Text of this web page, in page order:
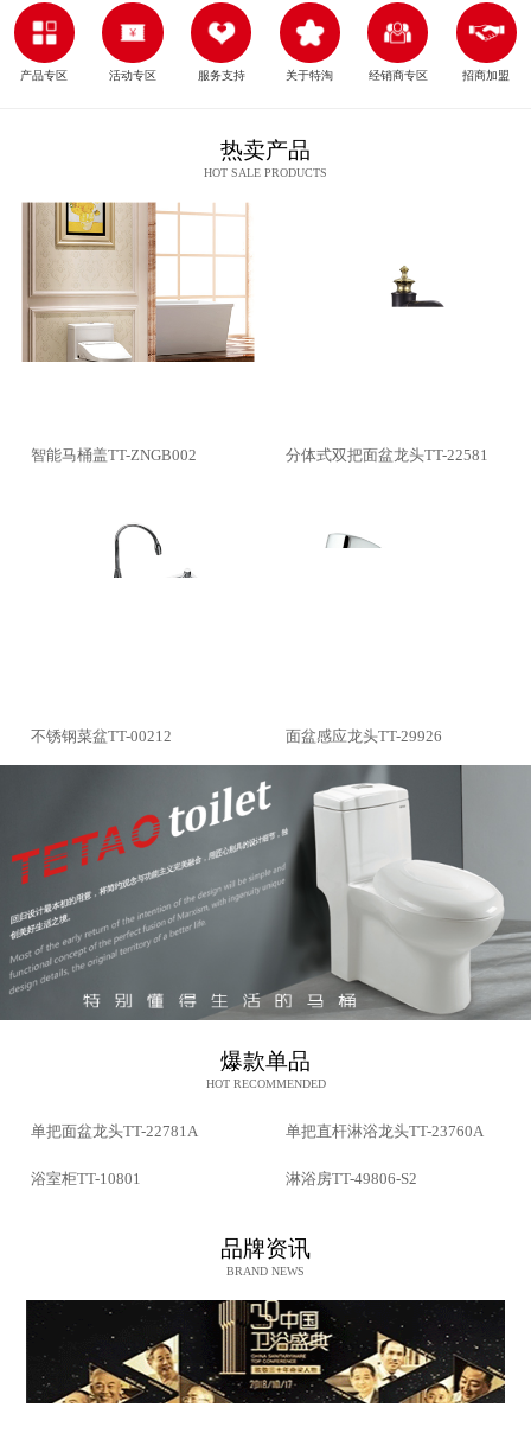
产品专区 活动专区 服务支持 关于特淘 经销商专区 招商加盟
热卖产品
HOT SALE PRODUCTS
智能马桶盖TT-ZNGB002 分体式双把面盆龙头TT-22581
不锈钢菜盆TT-00212 面盆感应龙头TT-29926
爆款单品
HOT RECOMMENDED
单把面盆龙头TT-22781A 单把直杆淋浴龙头TT-23760A
浴室柜TT-10801 淋浴房TT-49806-S2
品牌资讯
BRAND NEWS